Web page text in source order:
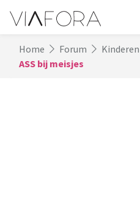
Home Forum Kinderen
ASS bij meisjes